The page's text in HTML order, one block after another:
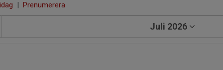
| Prenumerera
Juli 2026